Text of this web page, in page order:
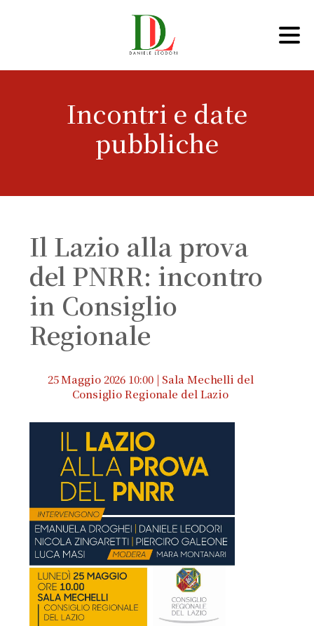
Incontri e date
pubbliche
Il Lazio alla prova
del PNRR: incontro
in Consiglio
Regionale
25 Maggio 2026 10:00 | Sala Mechelli del
Consiglio Regionale del Lazio